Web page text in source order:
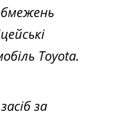
Toyota.
за